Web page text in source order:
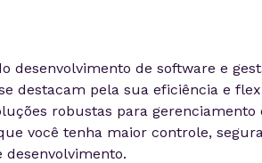
desenvolvimento de software e
destacam pela sua eficiência e
robustas para
você tenha maior controle,
desenvolvimento.